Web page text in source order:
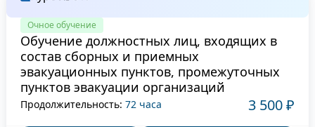
Очное обучение
Обучение должностных лиц, входящих в
состав сборных и приемных
эвакуационных пунктов, промежуточных
пунктов эвакуации организаций
Продолжительность: 72 часа 3 500 ₽